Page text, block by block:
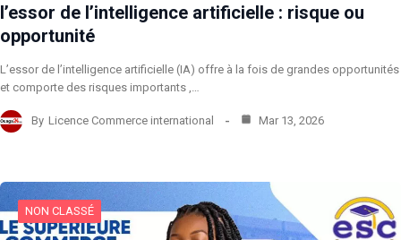
l’essor de l’intelligence artificielle : risque ou
opportunité
L’essor de l’intelligence artificielle (IA) offre à la fois de grandes opportunités
et comporte des risques importants ,…
By Licence Commerce international Mar 13, 2026
NON CLASSÉ